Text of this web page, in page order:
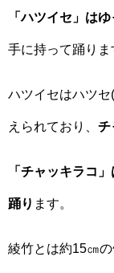
「ハツイセ」は
手に持って踊りま
ハツイセはハツ
えられており、 チ
「チャッキラコ
踊り ます。
綾竹とは約15㎝